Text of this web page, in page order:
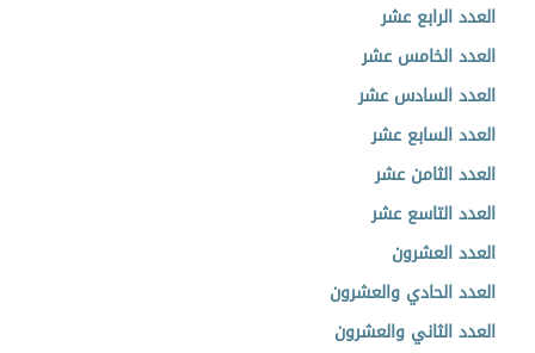
العدد الرابع عشر
العدد الخامس عشر
العدد السادس عشر
العدد السابع عشر
العدد الثامن عشر
العدد التاسع عشر
العدد العشرون
العدد الحادي والعشرون
العدد الثاني والعشرون